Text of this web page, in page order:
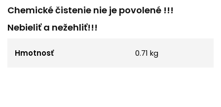
Chemické čistenie nie je povolené !!!
Nebieliť a nežehliť!!!
Hmotnosť 0.71 kg